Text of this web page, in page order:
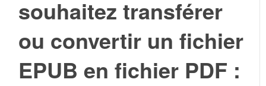
souhaitez transférer
ou convertir un fichier
EPUB en fichier PDF :